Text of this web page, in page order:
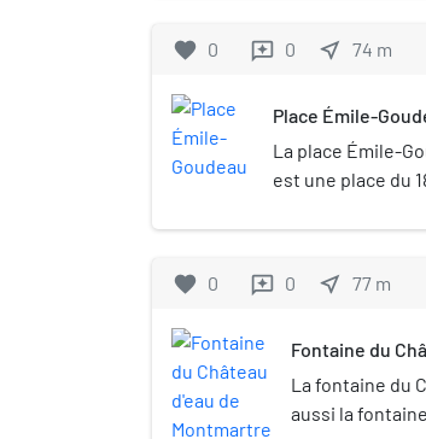
favorite 0 reviews 0 near_me 74 m
Place Émile-
La place Émile-
est une place du
favorite 0 reviews 0 near_me 77 m
Fontaine du
La fontaine du
aussi la